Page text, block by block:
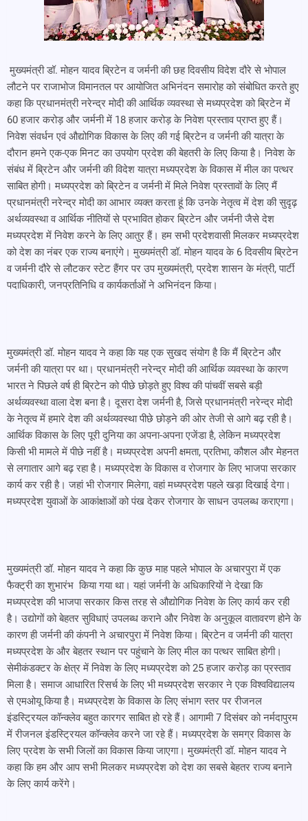
मुख्यमंत्री डॉ. मोहन यादव ब्रिटेन व जर्मनी की छह दिवसीय विदेश दौरे से भोपाल
लौटने पर राजाभोज विमानतल पर आयोजित अभिनंदन समारोह को संबोधित करते हुए
कहा कि प्रधानमंत्री नरेन्द्र मोदी की आर्थिक व्यवस्था से मध्यप्रदेश को ब्रिटेन में
60 हजार करोड़ और जर्मनी में 18 हजार करोड़ के निवेश प्रस्ताव प्राप्त हुए हैं।
निवेश संवर्धन एवं औद्योगिक विकास के लिए की गई ब्रिटेन व जर्मनी की यात्रा के
दौरान हमने एक-एक मिनट का उपयोग प्रदेश की बेहतरी के लिए किया है। निवेश के
संबंध में ब्रिटेन और जर्मनी की विदेश यात्रा मध्यप्रदेश के विकास में मील का पत्थर
साबित होगी। मध्यप्रदेश को ब्रिटेन व जर्मनी में मिले निवेश प्रस्तावों के लिए मैं
प्रधानमंत्री नरेन्द्र मोदी का आभार व्यक्त करता हूं कि उनके नेतृत्व में देश की सुदृढ़
अर्थव्यवस्था व आर्थिक नीतियों से प्रभावित होकर ब्रिटेन और जर्मनी जैसे देश
मध्यप्रदेश में निवेश करने के लिए आतुर हैं। हम सभी प्रदेशवासी मिलकर मध्यप्रदेश
को देश का नंबर एक राज्य बनाएंगे। मुख्यमंत्री डॉ. मोहन यादव के 6 दिवसीय ब्रिटेन
व जर्मनी दौरे से लौटकर स्टेट हैंगर पर उप मुख्यमंत्री, प्रदेश शासन के मंत्री, पार्टी
पदाधिकारी, जनप्रतिनिधि व कार्यकर्ताओं ने अभिनंदन किया।
मुख्यमंत्री डॉ. मोहन यादव ने कहा कि यह एक सुखद संयोग है कि मैं ब्रिटेन और
जर्मनी की यात्रा पर था। प्रधानमंत्री नरेन्द्र मोदी की आर्थिक व्यवस्था के कारण
भारत ने पिछले वर्ष ही ब्रिटेन को पीछे छोड़ते हुए विश्व की पांचवीं सबसे बड़ी
अर्थव्यवस्था वाला देश बना है। दूसरा देश जर्मनी है, जिसे प्रधानमंत्री नरेन्द्र मोदी
के नेतृत्व में हमारे देश की अर्थव्यवस्था पीछे छोड़ने की ओर तेजी से आगे बढ़ रही है।
आर्थिक विकास के लिए पूरी दुनिया का अपना-अपना एजेंडा है, लेकिन मध्यप्रदेश
किसी भी मामले में पीछे नहीं है। मध्यप्रदेश अपनी क्षमता, प्रतिभा, कौशल और मेहनत
से लगातार आगे बढ़ रहा है। मध्यप्रदेश के विकास व रोजगार के लिए भाजपा सरकार
कार्य कर रही है। जहां भी रोजगार मिलेगा, वहां मध्यप्रदेश पहले खड़ा दिखाई देगा।
मध्यप्रदेश युवाओं के आकांक्षाओं को पंख देकर रोजगार के साधन उपलब्ध कराएगा।
मुख्यमंत्री डॉ. मोहन यादव ने कहा कि कुछ माह पहले भोपाल के अचारपुरा में एक
फैक्ट्री का शुभारंभ किया गया था। यहां जर्मनी के अधिकारियों ने देखा कि
मध्यप्रदेश की भाजपा सरकार किस तरह से औद्योगिक निवेश के लिए कार्य कर रही
है। उद्योगों को बेहतर सुविधाएं उपलब्ध कराने और निवेश के अनुकूल वातावरण होने के
कारण ही जर्मनी की कंपनी ने अचारपुरा में निवेश किया। ब्रिटेन व जर्मनी की यात्रा
मध्यप्रदेश के और बेहतर स्थान पर पहुंचाने के लिए मील का पत्थर साबित होगी।
सेमीकंडक्टर के क्षेत्र में निवेश के लिए मध्यप्रदेश को 25 हजार करोड़ का प्रस्ताव
मिला है। समाज आधारित रिसर्च के लिए भी मध्यप्रदेश सरकार ने एक विश्वविद्यालय
से एमओयू किया है। मध्यप्रदेश के विकास के लिए संभाग स्तर पर रीजनल
इंडस्ट्रियल कॉन्क्लेव बहुत कारगर साबित हो रहे हैं। आगामी 7 दिसंबर को नर्मदापुरम
में रीजनल इंडस्ट्रियल कॉन्क्लेव करने जा रहे हैं। मध्यप्रदेश के समग्र विकास के
लिए प्रदेश के सभी जिलों का विकास किया जाएगा। मुख्यमंत्री डॉ. मोहन यादव ने
कहा कि हम और आप सभी मिलकर मध्यप्रदेश को देश का सबसे बेहतर राज्य बनाने
के लिए कार्य करेंगे।